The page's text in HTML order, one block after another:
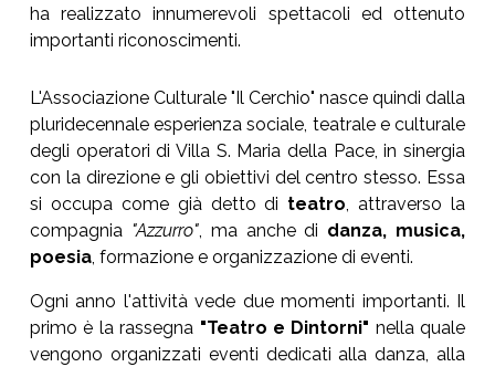
ha realizzato innumerevoli spettacoli ed ottenuto
importanti riconoscimenti.
L'Associazione Culturale "Il Cerchio" nasce quindi dalla
pluridecennale esperienza sociale, teatrale e culturale
degli operatori di Villa S. Maria della Pace, in sinergia
con la direzione e gli obiettivi del centro stesso. Essa
si occupa come già detto di teatro, attraverso la
compagnia "Azzurro", ma anche di danza, musica,
poesia, formazione e organizzazione di eventi.
Ogni anno l'attività vede due momenti importanti. Il
primo è la rassegna "Teatro e Dintorni" nella quale
vengono organizzati eventi dedicati alla danza, alla